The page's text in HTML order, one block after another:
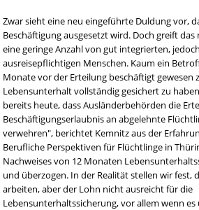
Zwar sieht eine neu eingeführte Duldung vor,
Beschäftigung ausgesetzt wird. Doch greift
eine geringe Anzahl von gut integrierten,
ausreisepflichtigen Menschen. Kaum ein
Monate vor der Erteilung beschäftigt gewesen
Lebensunterhalt vollständig gesichert zu
bereits heute, dass Ausländerbehörden die
Beschäftigungserlaubnis an abgelehnte
verwehren", berichtet Kemnitz aus der
Berufliche Perspektiven für Flüchtlinge in
Nachweises von 12 Monaten
und überzogen. In der Realität stellen wir fest,
arbeiten, aber der Lohn nicht ausreicht für die
Lebensunterhaltssicherung, vor allem wenn es